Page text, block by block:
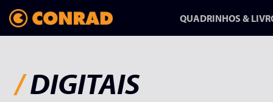
QUADRINHOS &
/DIGITAIS